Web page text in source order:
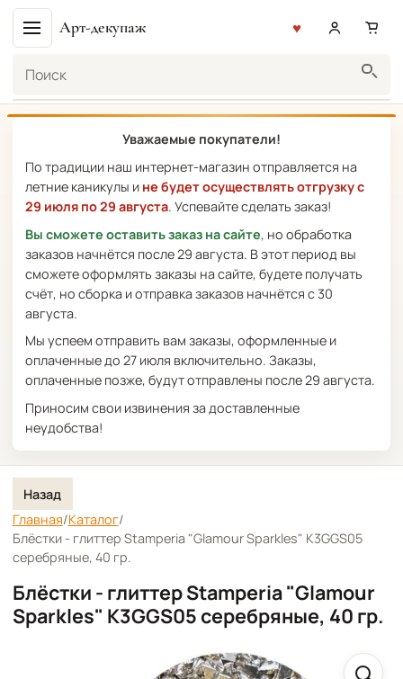
Арт-декупаж
Уважаемые покупатели!
По традиции наш интернет-магазин отправляется на
летние каникулы и не будет осуществлять отгрузку с
29 июля по 29 августа. Успевайте сделать заказ!
Вы сможете оставить заказ на сайте, но обработка
заказов начнётся после 29 августа. В этот период вы
сможете оформлять заказы на сайте, будете получать
счёт, но сборка и отправка заказов начнётся с 30
августа.
Мы успеем отправить вам заказы, оформленные и
оплаченные до 27 июля включительно. Заказы,
оплаченные позже, будут отправлены после 29 августа.
Приносим свои извинения за доставленные
неудобства!
Назад
Главная/Каталог/
Блёстки - глиттер Stamperia "Glamour Sparkles" K3GGS05
серебряные, 40 гр.
Блёстки - глиттер Stamperia "Glamour
Sparkles" K3GGS05 серебряные, 40 гр.